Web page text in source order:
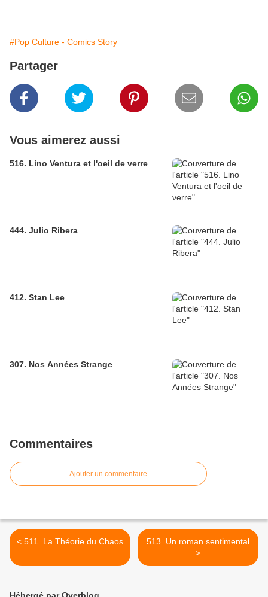
#Pop Culture - Comics Story
Partager
Vous aimerez aussi
516. Lino Ventura et l'oeil de verre
444. Julio Ribera
412. Stan Lee
307. Nos Années Strange
Commentaires
Ajouter un commentaire
< 511. La Théorie du Chaos
513. Un roman sentimental
>